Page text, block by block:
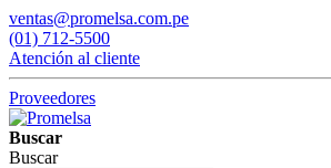
ventas@promelsa.com.pe
(01) 712-5500
Atención al cliente
Proveedores
Buscar
Buscar